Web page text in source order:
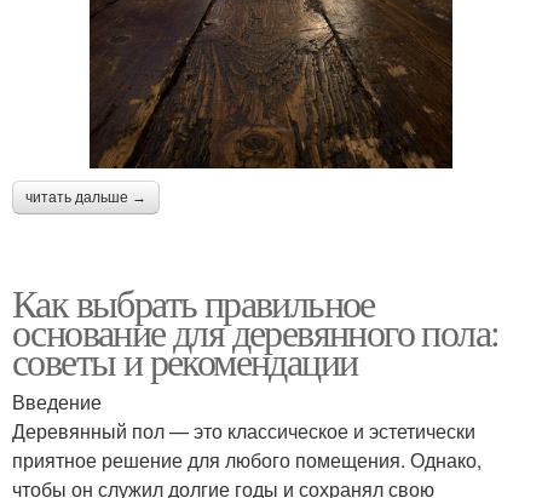
читать дальше →
Как выбрать правильное
основание для деревянного пола:
советы и рекомендации
Введение
Деревянный пол — это классическое и эстетически
приятное решение для любого помещения. Однако,
чтобы он служил долгие годы и сохранял свою